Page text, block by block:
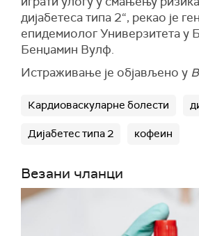
дијабетеса типа 2“, рекао је
епидемиолог Универзитета у
Бенџамин Вулф.
Истраживање је објављено у
Кардиоваскуларне болести
Дијабетес типа 2 кофеин
Везани чланци